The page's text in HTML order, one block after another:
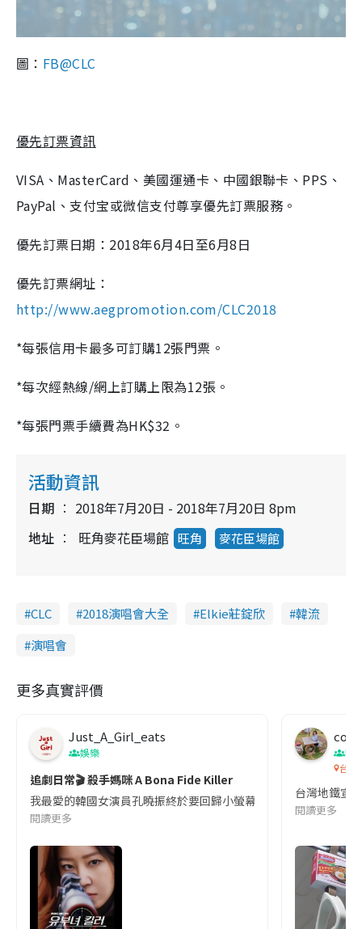
圖： FB@CLC
優先訂票資訊
VISA、MasterCard、美國運通卡、中國銀聯卡、PPS、
PayPal、支付宝或微信支付尊享優先訂票服務。
優先訂票日期：2018年6月4日至6月8日
優先訂票網址：
http://www.aegpromotion.com/CLC2018
*每張信用卡最多可訂購12張門票。
*每次經熱線/網上訂購上限為12張。
*每張門票手續費為HK$32。
活動資訊
日期
2018年7月20日 - 2018年7月20日 8pm
地址
旺角麥花臣場館 旺角 麥花臣場館
CLC 2018演唱會大全 Elkie莊錠欣
韓流
演唱會
更多真實評價
Just_A_Girl_eats
娛樂
追劇日常🎬 殺手媽咪 A Bona Fide Killer
我最愛的韓國女演員孔曉振終於要回歸小螢幕啦!這次的劇本改編
閱讀更多
co
吹
台灣
台灣地鐵宣
閱讀更多